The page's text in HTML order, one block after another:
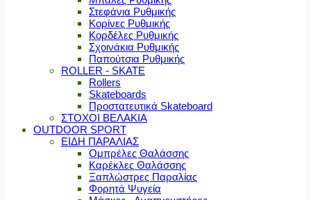
Στεφάνια Ρυθμικής
Κορίνες Ρυθμικής
Κορδέλες Ρυθμικής
Σχοινάκια Ρυθμικής
Παπούτσια Ρυθμικής
ROLLER - SKATE
Rollers
Skateboards
Προστατευτικά Skateboard
ΣΤΟΧΟΙ ΒΕΛΑΚΙΑ
OUTDOOR SPORT
ΕΙΔΗ ΠΑΡΑΛΙΑΣ
Ομπρέλες Θαλάσσης
Καρέκλες Θαλάσσης
Ξαπλώστρες Παραλίας
Φορητά Ψυγεία